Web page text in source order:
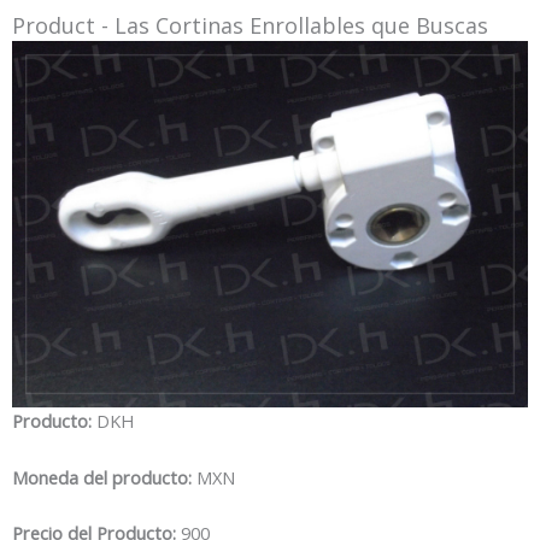
Product - Las Cortinas Enrollables que Buscas
Producto: DKH
Moneda del producto: MXN
Precio del Producto: 900